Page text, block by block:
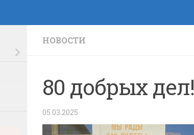
НОВОСТИ
80 добрых дел!
05.03.2025